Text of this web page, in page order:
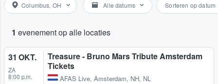
Columbus, OH Alle datums Sorteren op datum
1 evenement op alle locaties
31 OKT.
ZA
8:00 p.m.
Treasure - Bruno Mars Tribute Amsterdam
Tickets
AFAS Live, Amsterdam, NH, NL